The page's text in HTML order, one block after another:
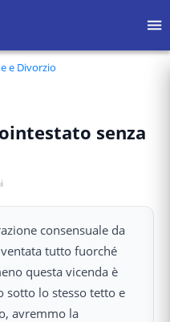
e Divorzio
senza
consensuale da
tutto fuorché
questa vicenda è
sotto lo stesso tetto e
avremmo la